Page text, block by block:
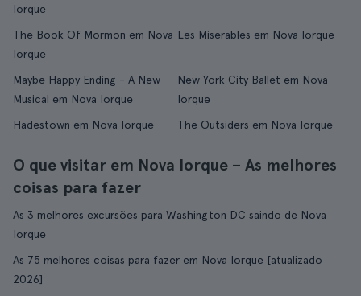
Iorque
The Book Of Mormon em Nova
Iorque
Les Miserables em Nova Iorque
Maybe Happy Ending - A New
Musical em Nova Iorque
New York City Ballet em Nova
Iorque
Hadestown em Nova Iorque
The Outsiders em Nova Iorque
O que visitar em Nova Iorque – As melhores
coisas para fazer
As 3 melhores excursões para Washington DC saindo de Nova
Iorque
As 75 melhores coisas para fazer em Nova Iorque [atualizado
2026]